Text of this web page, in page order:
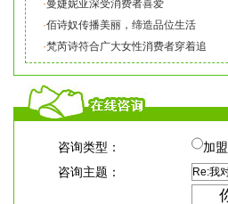
·曼婕妮亚深受消费者喜爱
·佰诗奴传播美丽，缔造品位生活
·梵芮诗符合广大女性消费者穿着追
咨询类型： 加盟
咨询主题：